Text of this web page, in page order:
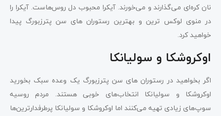
نان کره‌ای می‌گذارند و می‌خورند. آیکرا محبوب دل روس‌هاست. آیکرا را
در منوی لوکس ترین و بهترین رستوران های سن پترزبورگ پیدا
خواهید کرد.
اوکروشکا و سولیانکا
اگر بخواهید در رستوران های سن پترزبورگ یک وعده سبک بخورید
اوکروشکا و سولیانکا انتخاب‌های خوبی هستند. مردم روسیه
سوپ‌های زیادی تهیه می‌کنند اما اوکروشکا و سولیانکا پرطرفدارترین‌ها